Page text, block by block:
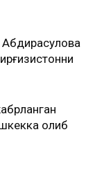
Абдирасулова
олиб